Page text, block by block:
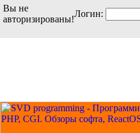
Вы не
авторизированы!
Логин: